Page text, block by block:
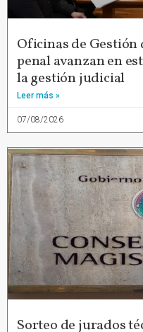
Oficinas de
penal avanzan en
la gestión judicial
Leer más »
07/08/2026
Sorteo de jurados